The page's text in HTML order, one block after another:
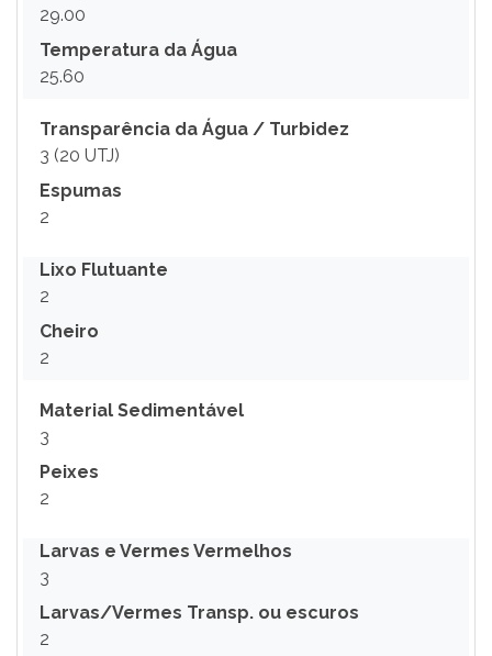
29.00
Temperatura da Água
25.60
Transparência da Água / Turbidez
3 (20 UTJ)
Espumas
2
Lixo Flutuante
2
Cheiro
2
Material Sedimentável
3
Peixes
2
Larvas e Vermes Vermelhos
3
Larvas/Vermes Transp. ou escuros
2